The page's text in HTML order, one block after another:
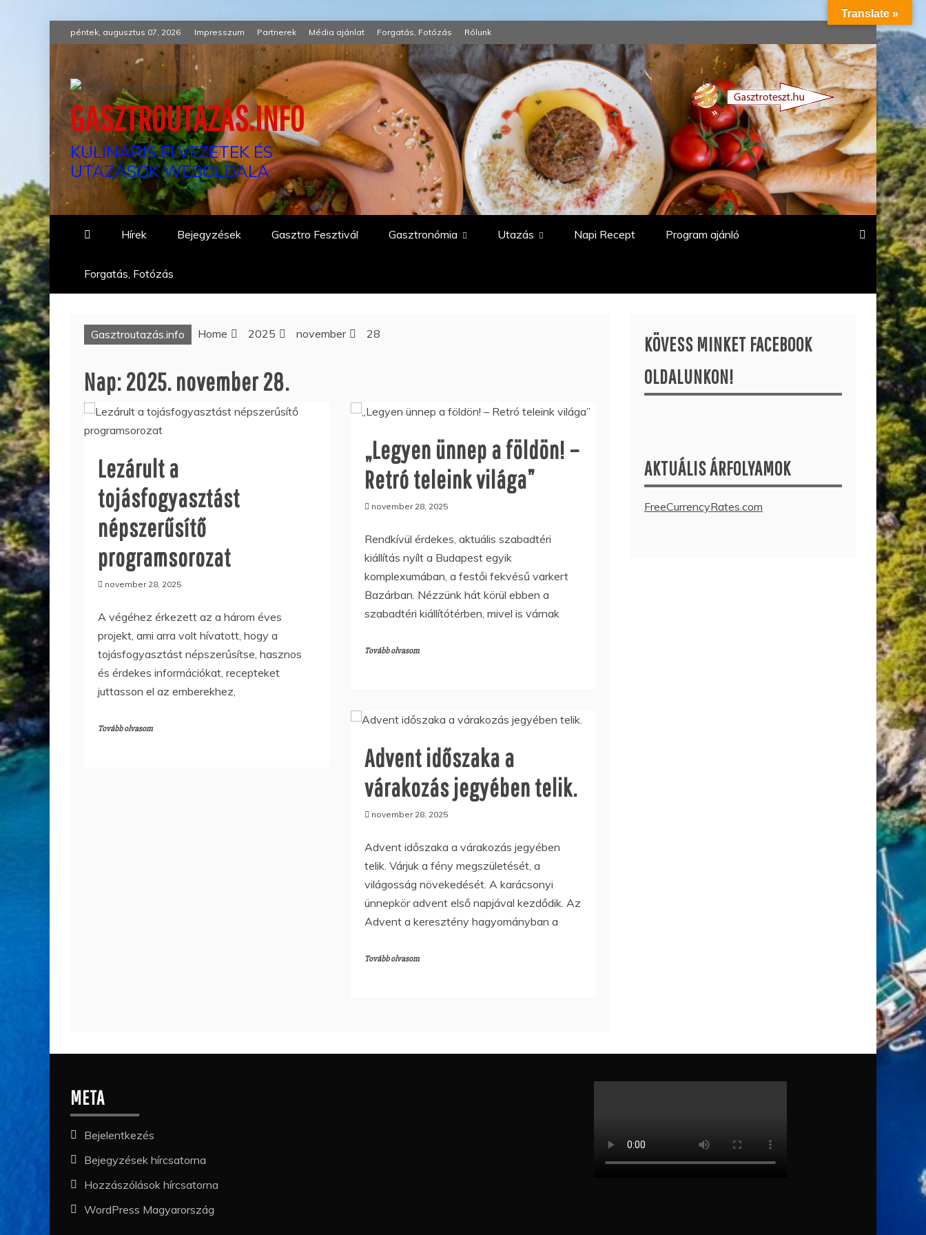
to
péntek, augusztus 07, 2026 Impresszum Partnerek Média ajánlat Forgatás, Fotózás Rólunk
GASZTROUTAZÁS.INFO
KULINÁRIS ÉLVEZETEK ÉS
UTAZÁSOK WEBOLDALA
Hírek Bejegyzések Gasztro Fesztivál Gasztronómia Utazás Napi Recept Program ajánló
Forgatás, Fotózás
Gasztroutazás.info Home 2025 november 28
Nap:2025. november 28.
Lezárult a
tojásfogyasztást
népszerűsítő
programsorozat
november 28, 2025
A végéhez érkezett az a három éves
projekt, ami arra volt hívatott, hogy a
tojásfogyasztást népszerűsítse, hasznos
és érdekes információkat, recepteket
juttasson el az emberekhez,
Tovább olvasom
„Legyen ünnep a földön! –
Retró teleink világa”
november 28, 2025
Rendkívül érdekes, aktuális szabadtéri
kiállítás nyílt a Budapest egyik
komplexumában, a festői fekvésű varkert
Bazárban. Nézzünk hát körül ebben a
szabadtéri kiállítótérben, mivel is várnak
Tovább olvasom
Advent időszaka a
várakozás jegyében telik.
november 28, 2025
Advent időszaka a várakozás jegyében
telik. Várjuk a fény megszületését, a
világosság növekedését. A karácsonyi
ünnepkör advent első napjával kezdődik. Az
Advent a keresztény hagyományban a
Tovább olvasom
KÖVESS MINKET FACEBOOK
OLDALUNKON!
AKTUÁLIS ÁRFOLYAMOK
FreeCurrencyRates.com
META
Bejelentkezés
Bejegyzések hírcsatorna
Hozzászólások hírcsatorna
WordPress Magyarország
Translate »